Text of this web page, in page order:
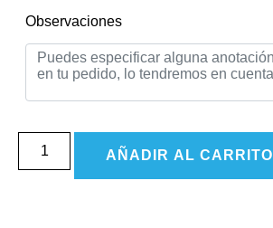
Observaciones
AÑADIR AL CARRITO